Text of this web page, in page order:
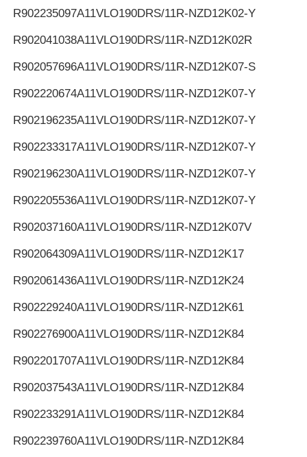
R902235097A11VLO190DRS/11R-NZD12K02-Y
R902041038A11VLO190DRS/11R-NZD12K02R
R902057696A11VLO190DRS/11R-NZD12K07-S
R902220674A11VLO190DRS/11R-NZD12K07-Y
R902196235A11VLO190DRS/11R-NZD12K07-Y
R902233317A11VLO190DRS/11R-NZD12K07-Y
R902196230A11VLO190DRS/11R-NZD12K07-Y
R902205536A11VLO190DRS/11R-NZD12K07-Y
R902037160A11VLO190DRS/11R-NZD12K07V
R902064309A11VLO190DRS/11R-NZD12K17
R902061436A11VLO190DRS/11R-NZD12K24
R902229240A11VLO190DRS/11R-NZD12K61
R902276900A11VLO190DRS/11R-NZD12K84
R902201707A11VLO190DRS/11R-NZD12K84
R902037543A11VLO190DRS/11R-NZD12K84
R902233291A11VLO190DRS/11R-NZD12K84
R902239760A11VLO190DRS/11R-NZD12K84